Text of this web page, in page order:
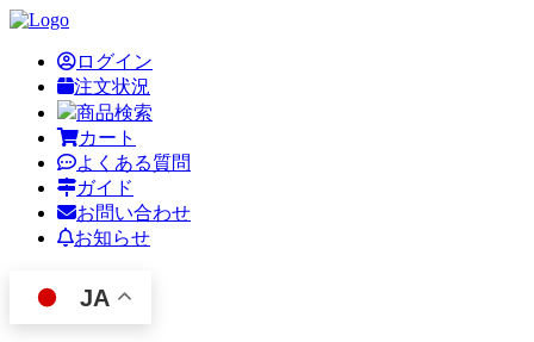
ログイン
注文状況
商品検索
カート
よくある質問
ガイド
お問い合わせ
お知らせ
JA